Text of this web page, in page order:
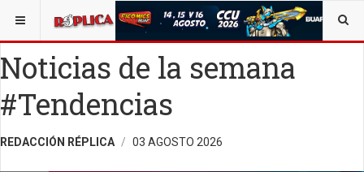
ESTÁ AQUÍ: ALEJANDRO C. MANJARREZ OPINIÓN RÉPLICA
Noticias de la semana
#Tendencias
REDACCIÓN RÉPLICA 03 AGOSTO 2026